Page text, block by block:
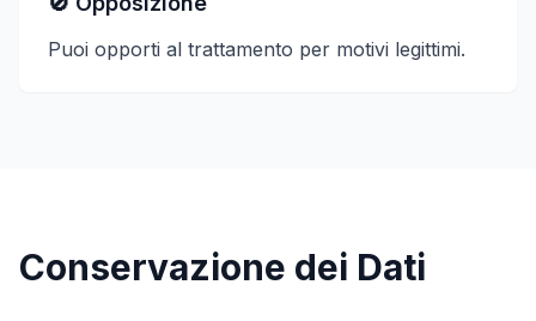
Puoi opporti al trattamento per motivi legittimi.
Conservazione dei Dati